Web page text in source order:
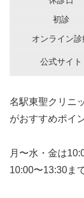
初診
オンライン診
公式サイト
名駅東聖クリニ
がおすすめポイ
月〜水・金は
10:00〜13:30ま